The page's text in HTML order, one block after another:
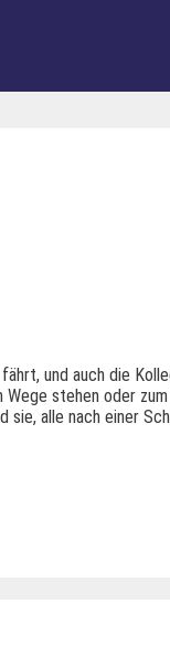
und auch die
Wege stehen oder
sie, alle nach einer